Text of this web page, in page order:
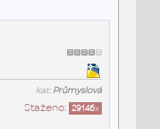
kat:Průmyslová
Staženo: 29146x